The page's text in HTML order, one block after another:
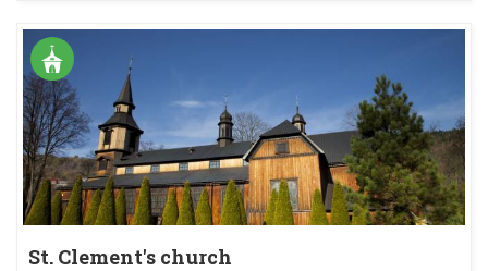
St. Clement's church